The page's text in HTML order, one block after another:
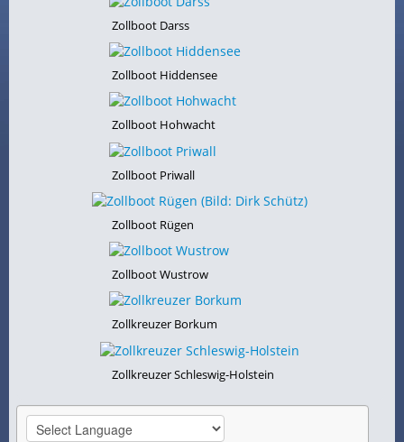
Zollboot Darss
Zollboot Hiddensee
Zollboot Hohwacht
Zollboot Priwall
Zollboot Rügen
Zollboot Wustrow
Zollkreuzer Borkum
Zollkreuzer Schleswig-Holstein